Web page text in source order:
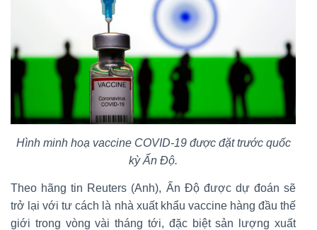
Hình minh hoạ vaccine COVID-19 được đặt trước quốc
kỳ Ấn Độ.
Theo hãng tin Reuters (Anh), Ấn Độ được dự đoán sẽ
trở lại với tư cách là nhà xuất khẩu vaccine hàng đầu thế
giới trong vòng vài tháng tới, đặc biệt sản lượng xuất